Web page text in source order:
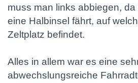
muss man links abbiegen,
eine Halbinsel fährt, auf
Zeltplatz befindet.
Alles in allem war es eine
abwechslungsreiche